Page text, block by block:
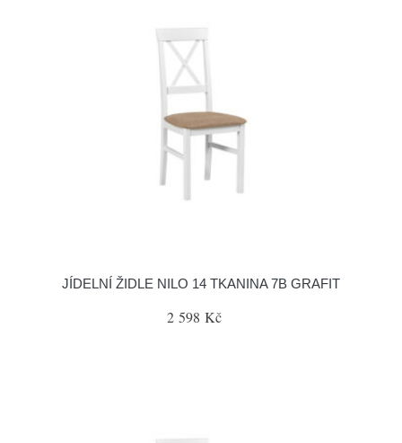
JÍDELNÍ ŽIDLE NILO 14 TKANINA 7B GRAFIT
2 598 Kč